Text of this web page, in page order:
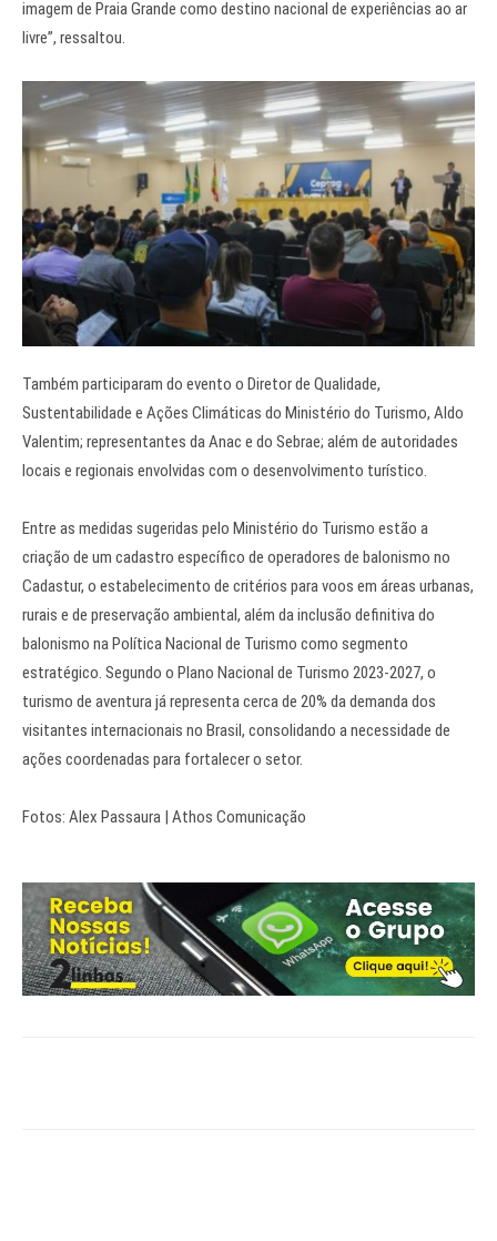
imagem de Praia Grande como destino nacional de experiências ao ar
livre”, ressaltou.
Também participaram do evento o Diretor de Qualidade,
Sustentabilidade e Ações Climáticas do Ministério do Turismo, Aldo
Valentim; representantes da Anac e do Sebrae; além de autoridades
locais e regionais envolvidas com o desenvolvimento turístico.
Entre as medidas sugeridas pelo Ministério do Turismo estão a
criação de um cadastro específico de operadores de balonismo no
Cadastur, o estabelecimento de critérios para voos em áreas urbanas,
rurais e de preservação ambiental, além da inclusão definitiva do
balonismo na Política Nacional de Turismo como segmento
estratégico. Segundo o Plano Nacional de Turismo 2023-2027, o
turismo de aventura já representa cerca de 20% da demanda dos
visitantes internacionais no Brasil, consolidando a necessidade de
ações coordenadas para fortalecer o setor.
Fotos: Alex Passaura | Athos Comunicação